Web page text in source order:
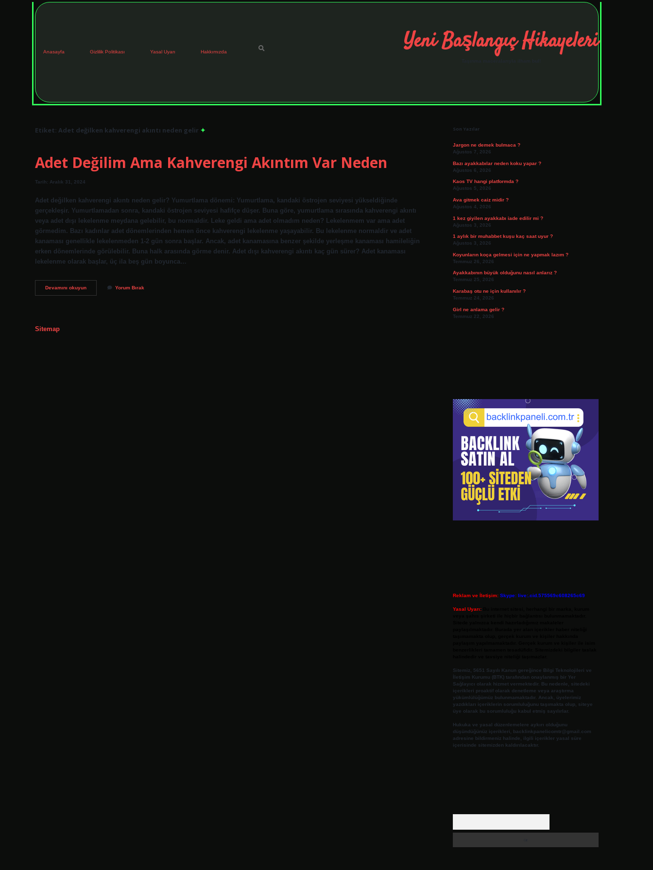
Anasayfa Gizlilik Politikası Yasal Uyarı Hakkımızda Yeni Başlangıç Hikayeleri
Etiket: Adet değilken kahverengi akıntı neden gelir
Adet Değilim Ama Kahverengi Akıntım Var Neden
Tarih: Aralık 31, 2024
Adet değilken kahverengi akıntı neden gelir? Yumurtlama dönemi: Yumurtlama, kandaki östrojen seviyesi yükseldiğinde
gerçekleşir. Yumurtlamadan sonra, kandaki östrojen seviyesi hafifçe düşer. Buna göre, yumurtlama sırasında kahverengi akıntı
veya adet dışı lekelenme meydana gelebilir, bu normaldir. Leke geldi ama adet olmadım neden? Lekelenmem var ama adet
görmedim. Bazı kadınlar adet dönemlerinden hemen önce kahverengi lekelenme yaşayabilir. Bu lekelenme normaldir ve adet
kanaması genellikle lekelenmeden 1-2 gün sonra başlar. Ancak, adet kanamasına benzer şekilde yerleşme kanaması hamileliğin
erken dönemlerinde görülebilir. Buna halk arasında görme denir. Adet dışı kahverengi akıntı kaç gün sürer? Adet kanaması
lekelenme olarak başlar, üç ila beş gün boyunca…
Devamını okuyunAdet
Değilim
Yorum Bırak
Sitemap
Son Yazılar
Jargon ne demek bulmaca ?
Ağustos 7, 2026
Bazı ayakkabılar neden koku yapar ?
Ağustos 6, 2026
Kaos TV hangi platformda ?
Ağustos 5, 2026
Ava gitmek caiz midir ?
Ağustos 4, 2026
1 kez giyilen ayakkabı iade edilir mi ?
Ağustos 3, 2026
1 aylık bir muhabbet kuşu kaç saat uyur ?
Ağustos 3, 2026
Koyunların koça gelmesi için ne yapmak lazım ?
Temmuz 26, 2026
Ayakkabının büyük olduğunu nasıl anlarız ?
Temmuz 25, 2026
Karabaş otu ne için kullanılır ?
Temmuz 24, 2026
Girl ne anlama gelir ?
Temmuz 22, 2026
Reklam ve İletişim: Skype: live:.cid.575569c608265c69
Yasal Uyarı:
Sitemiz, 5651 Sayılı Kanun gereğince Bilgi Teknolojileri ve
İletişim Kurumu (BTK) tarafından onaylanmış bir Yer
Sağlayıcı olarak hizmet vermektedir. Bu nedenle, sitedeki
içerikleri proaktif olarak denetleme veya araştırma
yükümlülüğümüz bulunmamaktadır. Ancak, üyelerimiz
yazdıkları içeriklerin sorumluluğunu taşımakta olup, siteye
üye olarak bu sorumluluğu kabul etmiş sayılırlar.
Hukuka ve yasal düzenlemelere aykırı olduğunu
düşündüğünüz içerikleri,
backlinkpanelicomtr@gmail.com
adresine bildirmeniz halinde, ilgili içerikler yasal süre
içerisinde sitemizden kaldırılacaktır.
tulipbetelexbett.net